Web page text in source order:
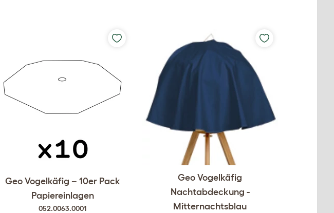
Geo Vogelkäfig – 10er Pack
Papiereinlagen
052.0063.0001
Geo Vogelkäfig
Nachtabdeckung -
Mitternachtsblau